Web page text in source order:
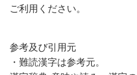
ご利用ください。
参考及び引用元
・難読漢字は参考元。